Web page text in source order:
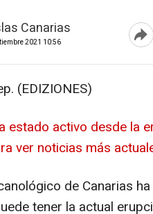
Canarias
2021 10:56
(EDIZIONES)
estado activo desde la
ver noticias más
de Canarias
tener la actual